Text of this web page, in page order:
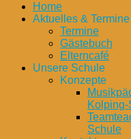
Home
Aktuelles & Termine
Termine
Gästebuch
Elterncafé
Unsere Schule
Konzepte
Schule